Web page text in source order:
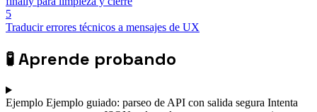
5
Traducir errores técnicos a mensajes de UX
🧪Aprende probando
Ejemplo Ejemplo guiado: parseo de API con salida segura Intenta